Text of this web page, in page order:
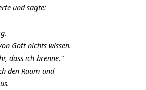
und sagte:
Gott nichts wissen.
dass ich brenne.“
den Raum und